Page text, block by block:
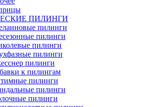
ПИЛИНГИ
пилинги
пилинги
пилинги
пилинги
пилинги
к пилингам
пилинги
пилинги
пилинги